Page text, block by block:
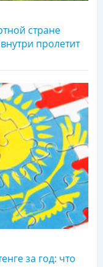
стране
пролетит
за год: что